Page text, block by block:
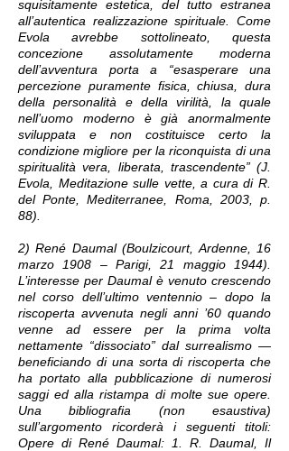
squisitamente estetica, del tutto estranea
all’autentica realizzazione spirituale. Come
Evola avrebbe sottolineato, questa
concezione assolutamente moderna
dell’avventura porta a “esasperare una
percezione puramente fisica, chiusa, dura
della personalità e della virilità, la quale
nell’uomo moderno è già anormalmente
sviluppata e non costituisce certo la
condizione migliore per la riconquista di una
spiritualità vera, liberata, trascendente” (J.
Evola, Meditazione sulle vette, a cura di R.
del Ponte, Mediterranee, Roma, 2003, p.
88).
2) René Daumal (Boulzicourt, Ardenne, 16
marzo 1908 – Parigi, 21 maggio 1944).
L’interesse per Daumal è venuto crescendo
nel corso dell’ultimo ventennio – dopo la
riscoperta avvenuta negli anni ’60 quando
venne ad essere per la prima volta
nettamente “dissociato” dal surrealismo —
beneficiando di una sorta di riscoperta che
ha portato alla pubblicazione di numerosi
saggi ed alla ristampa di molte sue opere.
Una bibliografia (non esaustiva)
sull’argomento ricorderà i seguenti titoli:
Opere di René Daumal: 1. R. Daumal, Il